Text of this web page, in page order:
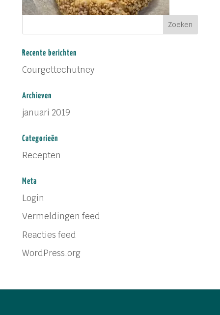
Recente berichten
Courgettechutney
Archieven
januari 2019
Categorieën
Recepten
Meta
Login
Vermeldingen feed
Reacties feed
WordPress.org